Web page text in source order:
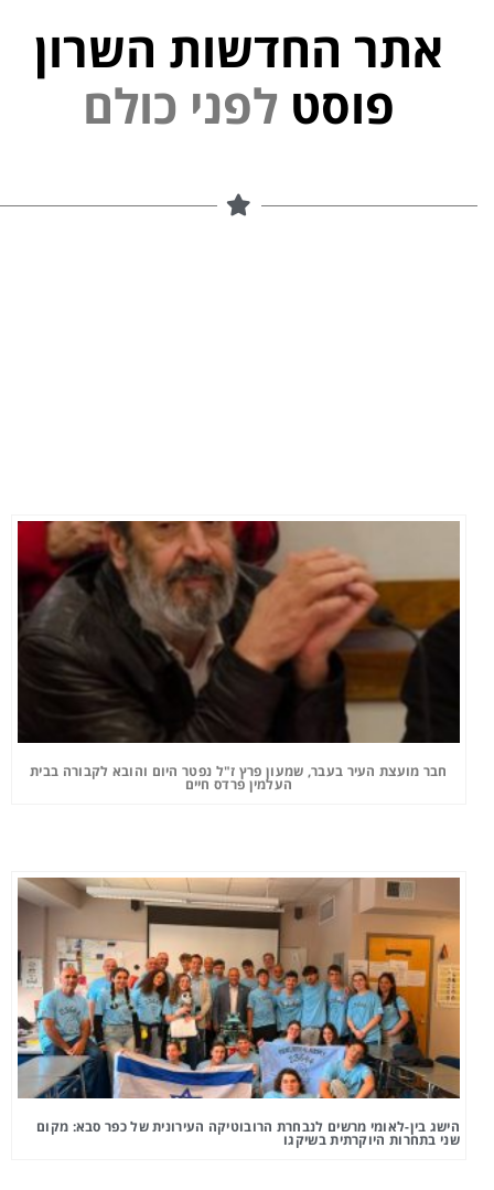
אתר החדשות השרון
פוסט
חבר מועצת העיר בעבר, שמעון פרץ ז"ל נפטר היום והובא לקבורה בבית
העלמין פרדס חיים
הישג בין-לאומי מרשים לנבחרת הרובוטיקה העירונית של כפר סבא: מקום
שני בתחרות היוקרתית בשיקגו